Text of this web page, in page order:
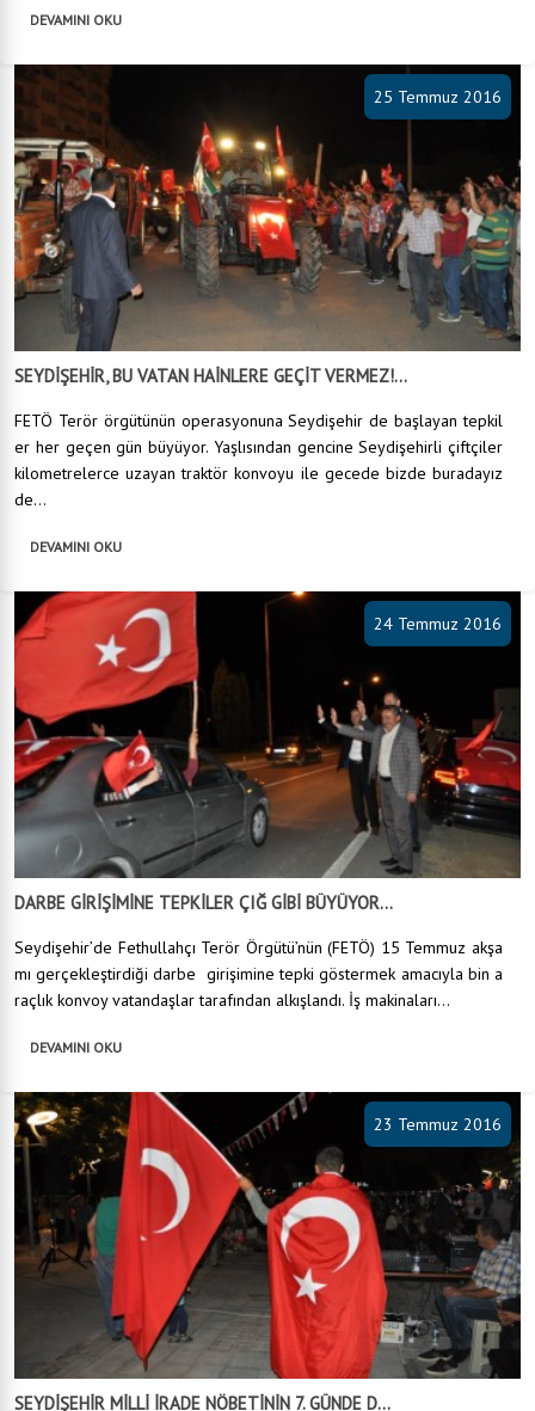
DEVAMINI OKU
25 Temmuz 2016
SEYDİŞEHİR, BU VATAN HAİNLERE GEÇİT VERMEZ!...
FETÖ Terör örgütünün operasyonuna Seydişehir de başlayan tepkil
er her geçen gün büyüyor. Yaşlısından gencine Seydişehirli çiftçiler
kilometrelerce uzayan traktör konvoyu ile gecede bizde buradayız
de...
DEVAMINI OKU
24 Temmuz 2016
DARBE GİRİŞİMİNE TEPKİLER ÇIĞ GİBİ BÜYÜYOR...
Seydişehir’de Fethullahçı Terör Örgütü’nün (FETÖ) 15 Temmuz akşa
mı gerçekleştirdiği darbe girişimine tepki göstermek amacıyla bin a
raçlık konvoy vatandaşlar tarafından alkışlandı. İş makinaları...
DEVAMINI OKU
23 Temmuz 2016
SEYDİŞEHİR MİLLİ İRADE NÖBETİNİN 7. GÜNDE D...